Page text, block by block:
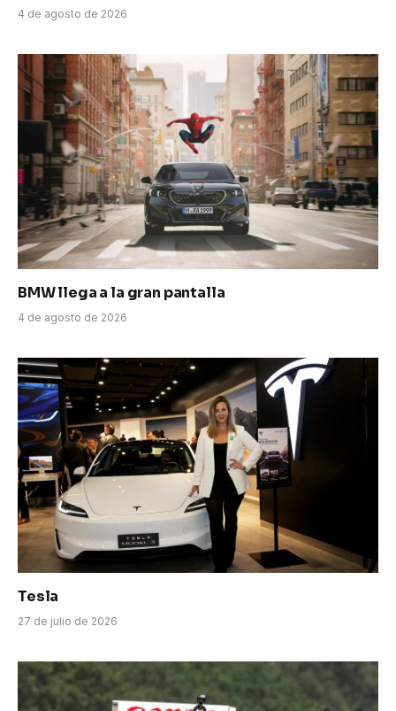
4 de agosto de 2026
BMW llega a la gran pantalla
4 de agosto de 2026
Tesla
27 de julio de 2026